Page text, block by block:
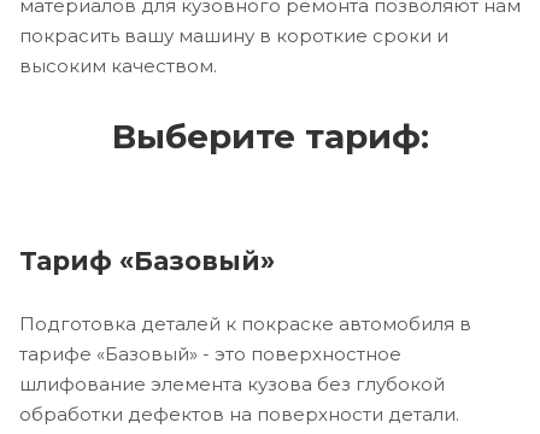
материалов для кузовного ремонта позволяют нам
покрасить вашу машину в короткие сроки и
высоким качеством.
Выберите тариф:
Тариф «Базовый»
Подготовка деталей к покраске автомобиля в
тарифе «Базовый» - это поверхностное
шлифование элемента кузова без глубокой
обработки дефектов на поверхности детали.